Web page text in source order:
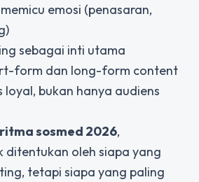
emosi (penasaran,
sebagai inti utama
form dan long-form content
loyal, bukan hanya audiens
sosmed 2026,
ditentukan oleh siapa yang
tetapi siapa yang paling